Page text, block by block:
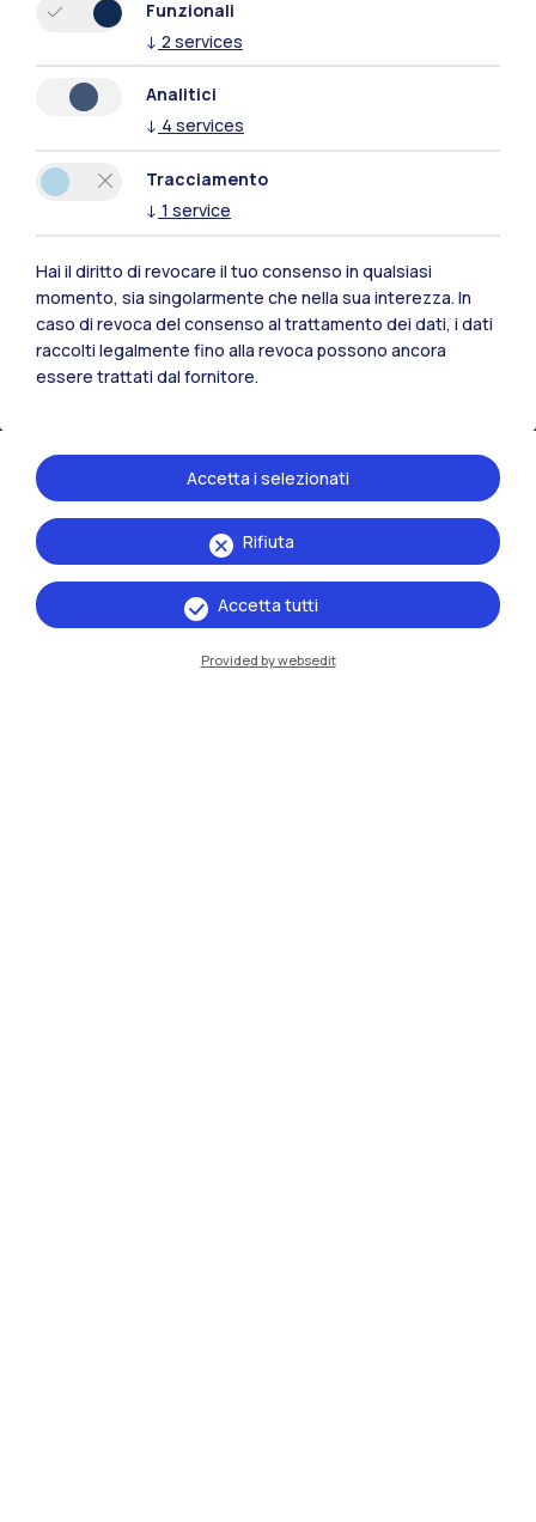
Polimi Community
Tutti i siti dell’ecosistema
Funzionali
↓ 2 services
Analitici
↓ 4 services
Tracciamento
↓ 1 service
Hai il diritto di revocare il tuo consenso in qualsiasi
momento, sia singolarmente che nella sua interezza. In
caso di revoca del consenso al trattamento dei dati, i dati
raccolti legalmente fino alla revoca possono ancora
essere trattati dal fornitore.
Rifiuta
Accetta i selezionati
Accetta tutti
Provided by websedit